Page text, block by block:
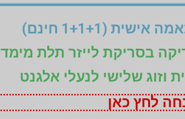
בסריקת לייזר תלת מימד
וזוג שלישי לנעלי אלגנט
לחץ כאן